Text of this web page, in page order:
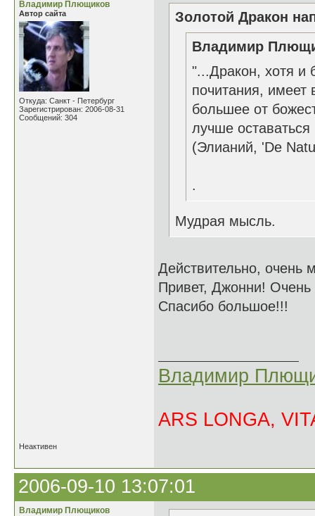
Владимир Плющиков
Автор сайта
Откуда: Санкт - Петербург
Зарегистрирован: 2006-08-31
Сообщений: 304
Золотой Дракон
Владимир
"...Дракон, хотя и
почитания, имеет
большее от
лучше
(Элианий, 'De
.
Мудрая мысль.
Действительно, очень
Привет, Джонни! Очень
Спасибо большое!!!
Владимир
ARS LONGA,
Неактивен
2006-09-10 13:07:01
Владимир Плющиков